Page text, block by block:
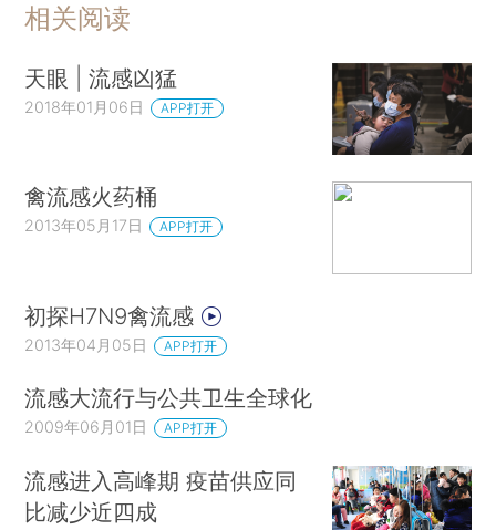
相关阅读
天眼 | 流感凶猛
2018年01月06日 APP打开
禽流感火药桶
2013年05月17日 APP打开
初探H7N9禽流感
2013年04月05日 APP打开
流感大流行与公共卫生全球化
2009年06月01日 APP打开
流感进入高峰期 疫苗供应同
比减少近四成